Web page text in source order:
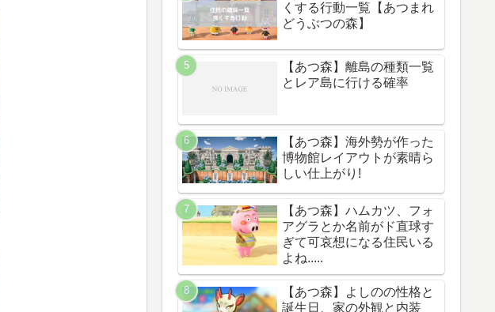
くする行動一覧【あつまれ
どうぶつの森】
【あつ森】離島の種類一覧
とレア島に行ける確率
【あつ森】海外勢が作った
博物館レイアウトが素晴ら
しい仕上がり!
【あつ森】ハムカツ、フォ
アグラとか名前がド直球す
ぎて可哀想になる住民いる
よね.....
【あつ森】よしのの性格と
誕生日、家の外観と内装